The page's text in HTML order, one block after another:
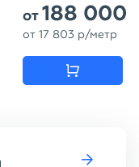
от188 000
от 17 803 p/метр